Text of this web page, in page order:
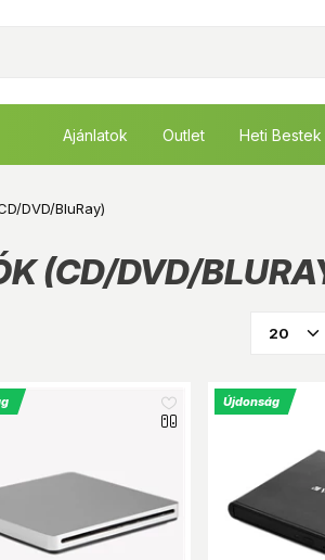
Ajánlatok Outlet Heti Bestek
DVD/BluRay)
(CD/DVD/
Újdonság